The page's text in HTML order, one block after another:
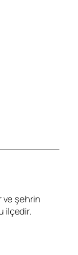
ve şehrin
ilçedir.